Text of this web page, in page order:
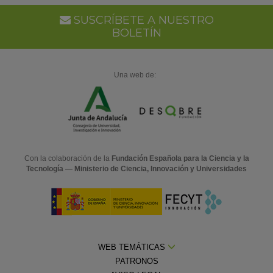
SUSCRÍBETE A NUESTRO
BOLETÍN
Una web de:
Con la colaboración de la Fundación Española para la Ciencia y la
Tecnología — Ministerio de Ciencia, Innovación y Universidades
WEB TEMÁTICAS
PATRONOS